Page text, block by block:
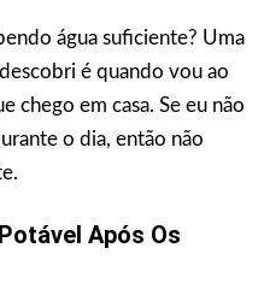
água suficiente? Uma
é quando vou ao
chego em casa. Se eu não
o dia, então não
Após Os